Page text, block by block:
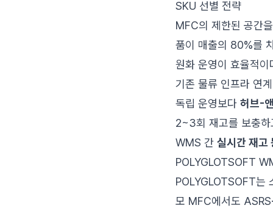
SKU 선별 전략
MFC의 제한된 공간
품이 매출의 80%를
원화 운영이 효율적이
기존 물류 인프라 연계
독립 운영보다 허브-
2~3회 재고를 보충
WMS 간 실시간 재고
POLYGLOTSOFT
POLYGLOTSOFT는
모 MFC에서도